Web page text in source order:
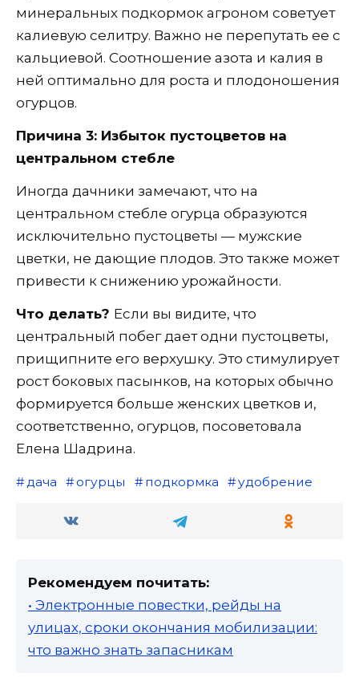
минеральных подкормок агроном советует
калиевую селитру. Важно не перепутать ее с
кальциевой. Соотношение азота и калия в
ней оптимально для роста и плодоношения
огурцов.
Причина 3: Избыток пустоцветов на
центральном стебле
Иногда дачники замечают, что на
центральном стебле огурца образуются
исключительно пустоцветы — мужские
цветки, не дающие плодов. Это также может
привести к снижению урожайности.
Что делать? Если вы видите, что
центральный побег дает одни пустоцветы,
прищипните его верхушку. Это стимулирует
рост боковых пасынков, на которых обычно
формируется больше женских цветков и,
соответственно, огурцов, посоветовала
Елена Шадрина.
дача огурцы подкормка удобрение
Рекомендуем почитать:
• Электронные повестки, рейды на
улицах, сроки окончания мобилизации:
что важно знать запасникам